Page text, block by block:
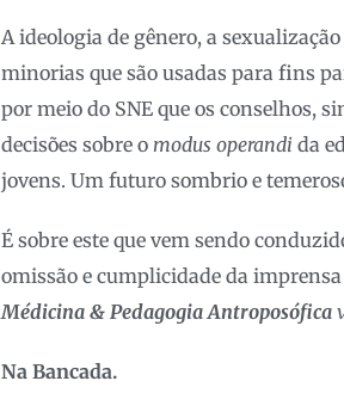
A ideologia de gênero, a
minorias que são usadas para fins
por meio do SNE que os conselhos,
decisões sobre o modus operandi da
jovens. Um futuro sombrio e
É sobre este que vem sendo
omissão e cumplicidade da
Médicina & Pedagogia Antroposófica
Na Bancada.